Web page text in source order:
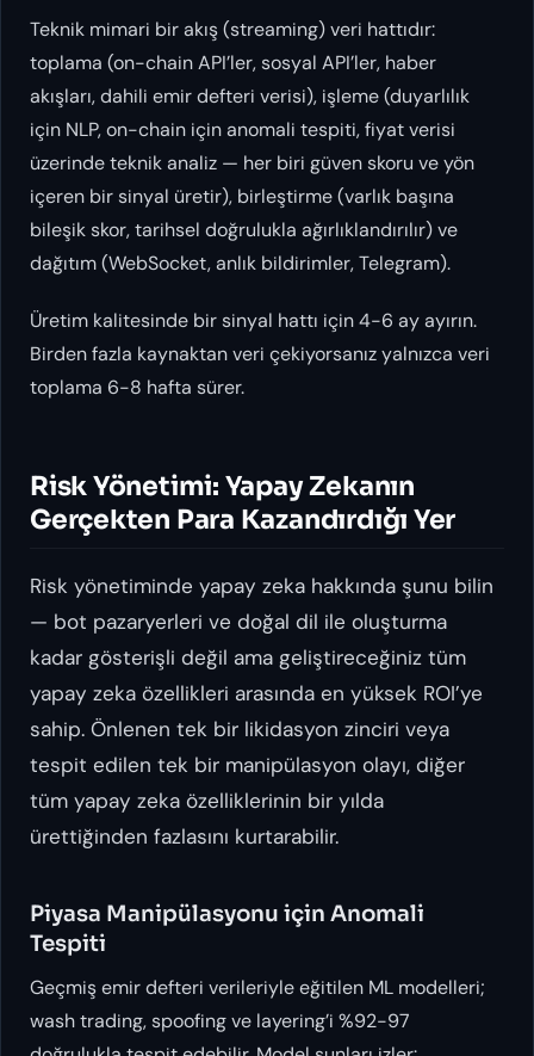
Teknik mimari bir akış (streaming) veri hattıdır:
toplama (on-chain API’ler, sosyal API’ler, haber
akışları, dahili emir defteri verisi), işleme (duyarlılık
için NLP, on-chain için anomali tespiti, fiyat verisi
üzerinde teknik analiz — her biri güven skoru ve yön
içeren bir sinyal üretir), birleştirme (varlık başına
bileşik skor, tarihsel doğrulukla ağırlıklandırılır) ve
dağıtım (WebSocket, anlık bildirimler, Telegram).
Üretim kalitesinde bir sinyal hattı için 4-6 ay ayırın.
Birden fazla kaynaktan veri çekiyorsanız yalnızca veri
toplama 6-8 hafta sürer.
Risk Yönetimi: Yapay Zekanın
Gerçekten Para Kazandırdığı Yer
Risk yönetiminde yapay zeka hakkında şunu bilin
— bot pazaryerleri ve doğal dil ile oluşturma
kadar gösterişli değil ama geliştireceğiniz tüm
yapay zeka özellikleri arasında en yüksek ROI’ye
sahip. Önlenen tek bir likidasyon zinciri veya
tespit edilen tek bir manipülasyon olayı, diğer
tüm yapay zeka özelliklerinin bir yılda
ürettiğinden fazlasını kurtarabilir.
Piyasa Manipülasyonu için Anomali
Tespiti
Geçmiş emir defteri verileriyle eğitilen ML modelleri;
wash trading, spoofing ve layering’i %92-97